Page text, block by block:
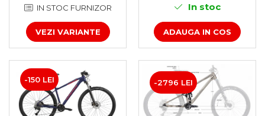
Set roți
Accesorii roți
Roți față
Schimbătoare
Schimbătoare față
Schimbătoare spate
Piese schimbătoare
Șei
IN STOC FURNIZOR
VEZI VARIANTE
In stoc
ADAUGA IN COS
-150 LEI -2796 LEI